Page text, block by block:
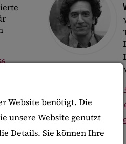
Website benötigt. Die
unsere Website genutzt
Details. Sie können Ihre